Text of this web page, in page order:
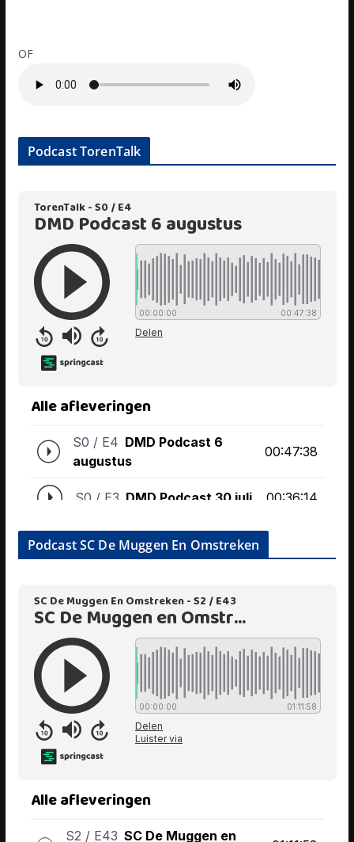
OF
Podcast TorenTalk
Podcast SC De Muggen En Omstreken